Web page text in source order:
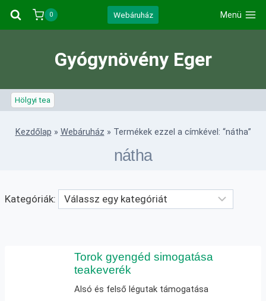
Skip
0 Webáruház Menü
Gyógynövény Eger
Hölgyi tea
Kezdőlap » Webáruház » Termékek ezzel a címkével: “nátha”
nátha
Kategóriák:
Torok gyengéd simogatása
teakeverék
Alsó és felső légutak támogatása